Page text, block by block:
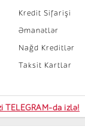
Kredit Sifarişi
Əmanətlər
Nağd Kreditlər
Taksit Kartlar
Kart sifarişi
TELEGRAM-da izlə!